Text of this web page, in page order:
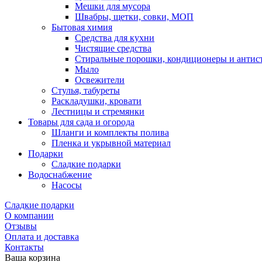
Мешки для мусора
Швабры, щетки, совки, МОП
Бытовая химия
Средства для кухни
Чистящие средства
Стиральные порошки, кондиционеры и
Мыло
Освежители
Стулья, табуреты
Раскладушки, кровати
Лестницы и стремянки
Товары для сада и огорода
Шланги и комплекты полива
Пленка и укрывной материал
Подарки
Cладкие подарки
Водоснабжение
Насосы
Сладкие подарки
О компании
Отзывы
Оплата и доставка
Контакты
Ваша корзина